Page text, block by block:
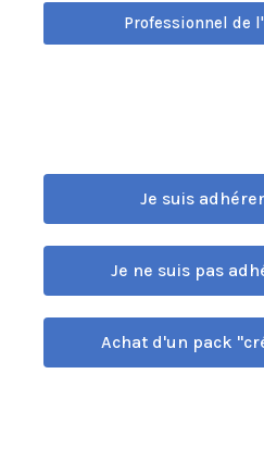
Professionnel de
Je suis
Je ne suis pas
Achat d'un pack